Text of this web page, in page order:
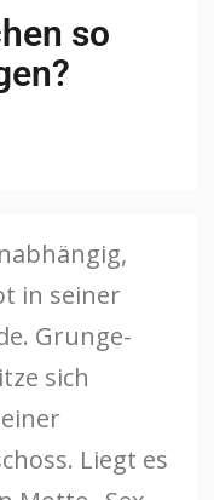
so
in seiner
Grunge-
sich
Liegt es